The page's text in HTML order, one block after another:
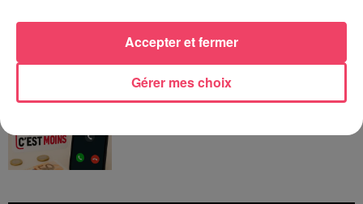
JEUX
C'est plus ou c'est moins : Jusqu'à 300€ à gagner
Gérer mes choix
Accepter et fermer